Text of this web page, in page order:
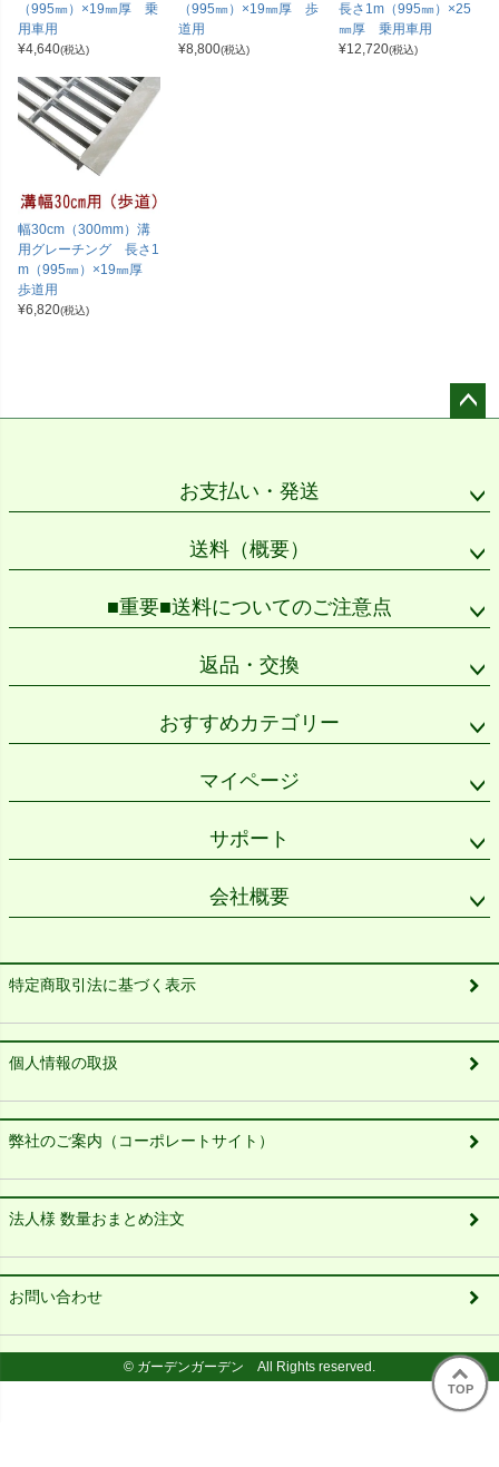
（995㎜）×19㎜厚 乗
用車用
¥4,640(税込)
（995㎜）×19㎜厚 歩
道用
¥8,800(税込)
長さ1m（995㎜）×25
㎜厚 乗用車用
¥12,720(税込)
幅30cm（300mm）溝
用グレーチング 長さ1
m（995㎜）×19㎜厚
歩道用
¥6,820(税込)
お支払い・発送
送料（概要）
■重要■送料についてのご注意点
返品・交換
おすすめカテゴリー
マイページ
サポート
会社概要
特定商取引法に基づく表示
個人情報の取扱
弊社のご案内（コーポレートサイト）
法人様 数量おまとめ注文
お問い合わせ
© ガーデンガーデン All Rights reserved.
TOP